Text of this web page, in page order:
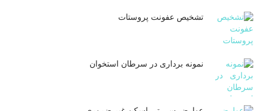
تشخیص عفونت پروستات
نمونه برداری در سرطان استخوان